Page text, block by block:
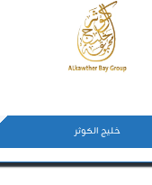
خليج الكوثر